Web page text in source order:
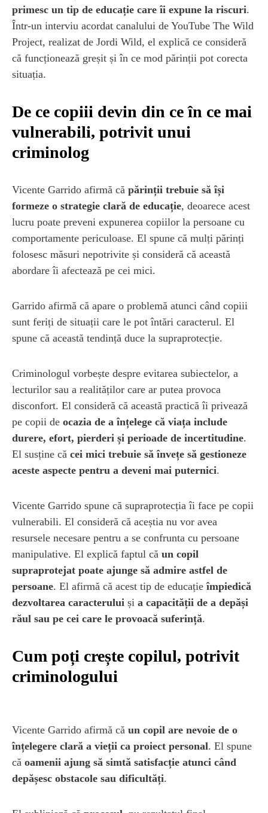
primesc un tip de educație care îi expune la riscuri.
Într-un interviu acordat canalului de YouTube The Wild
Project, realizat de Jordi Wild, el explică ce consideră
că funcționează greșit și în ce mod părinții pot corecta
situația.
De ce copiii devin din ce în ce mai
vulnerabili, potrivit unui
criminolog
Vicente Garrido afirmă că părinții trebuie să își
formeze o strategie clară de educație, deoarece acest
lucru poate preveni expunerea copiilor la persoane cu
comportamente periculoase. El spune că mulți părinți
folosesc măsuri nepotrivite și consideră că această
abordare îi afectează pe cei mici.
Garrido afirmă că apare o problemă atunci când copiii
sunt feriți de situații care le pot întări caracterul. El
spune că această tendință duce la supraprotecție.
Criminologul vorbește despre evitarea subiectelor, a
lecturilor sau a realităților care ar putea provoca
disconfort. El consideră că această practică îi privează
pe copii de ocazia de a înțelege că viața include
durere, efort, pierderi și perioade de incertitudine.
El susține că cei mici trebuie să învețe să gestioneze
aceste aspecte pentru a deveni mai puternici.
Vicente Garrido spune că supraprotecția îi face pe copii
vulnerabili. El consideră că aceștia nu vor avea
resursele necesare pentru a se confrunta cu persoane
manipulative. El explică faptul că un copil
supraprotejat poate ajunge să admire astfel de
persoane. El afirmă că acest tip de educațieîmpiedică
dezvoltarea caracterului și a capacității de a depăși
răul sau pe cei care le provoacă suferință.
Cum poți crește copilul, potrivit
criminologului
Vicente Garrido afirmă că un copil are nevoie de o
înțelegere clară a vieții ca proiect personal. El spune
că oamenii ajung să simtă satisfacție atunci când
depășesc obstacole sau dificultăți.